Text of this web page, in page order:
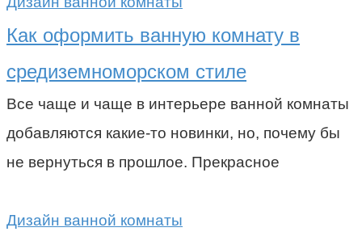
Как оформить ванную комнату в
средиземноморском стиле
Все чаще и чаще в интерьере ванной комнаты
добавляются какие-то новинки, но, почему бы
не вернуться в прошлое. Прекрасное
Дизайн ванной комнаты